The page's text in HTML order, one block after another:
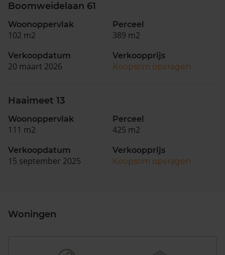
Boomweidelaan 61
Woonoppervlak
102 m2
Perceel
389 m2
Verkoopdatum
20 maart 2026
Verkoopprijs
Koopsom opvragen
Haaimeet 13
Woonoppervlak
111 m2
Perceel
425 m2
Verkoopdatum
15 september 2025
Verkoopprijs
Koopsom opvragen
Woningen